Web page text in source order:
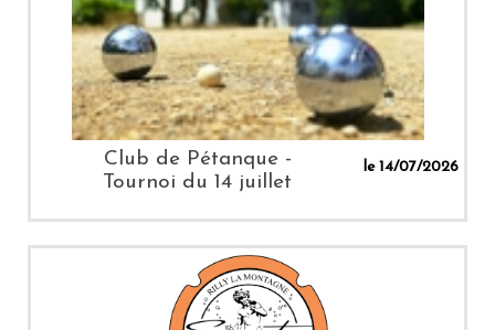
Club de Pétanque -
Tournoi du 14 juillet
le 14/07/2026